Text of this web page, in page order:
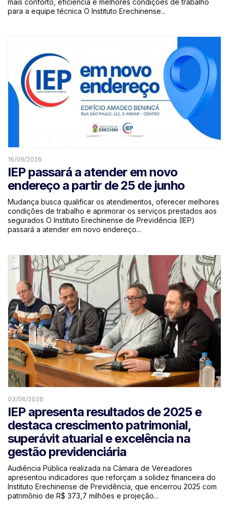
para a equipe técnica O Instituto Erechinense...
16/06/2026
IEP passará a atender em novo
endereço a partir de 25 de junho
Mudança busca qualificar os atendimentos, oferecer melhores
condições de trabalho e aprimorar os serviços prestados aos
segurados O Instituto Erechinense de Previdência (IEP)
passará a atender em novo endereço...
03/06/2026
IEP apresenta resultados de 2025 e
destaca crescimento patrimonial,
superávit atuarial e excelência na
gestão previdenciária
Audiência Pública realizada na Câmara de Vereadores
apresentou indicadores que reforçam a solidez financeira do
Instituto Erechinense de Previdência, que encerrou 2025 com
patrimônio de R$ 373,7 milhões e projeção...